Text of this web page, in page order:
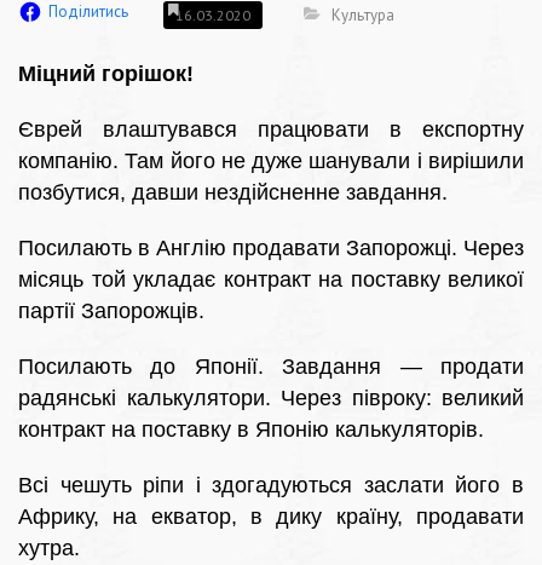
Поділитись 16.03.2020 Культура
Міцний горішок!
Єврей влаштувався працювати в експортну
компанію. Там його не дуже шанували і вирішили
позбутися, давши нездійсненне завдання.
Посилають в Англію продавати Запорожці. Через
місяць той укладає контракт на поставку великої
партії Запорожців.
Посилають до Японії. Завдання — продати
радянські калькулятори. Через півроку: великий
контракт на поставку в Японію калькуляторів.
Всі чешуть ріпи і здогадуються заслати його в
Африку, на екватор, в дику країну, продавати
хутра.